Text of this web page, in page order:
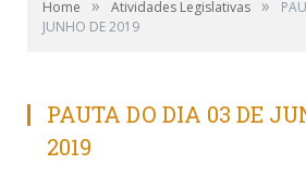
Home » Atividades Legislativas »
JUNHO DE 2019
PAUTA DO DIA 03 DE
2019